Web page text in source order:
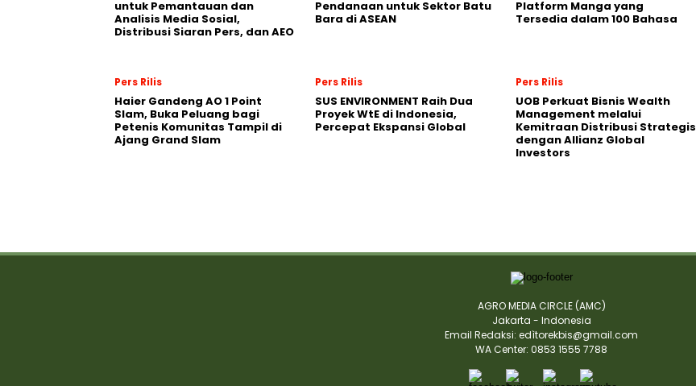
untuk Pemantauan dan
Analisis Media Sosial,
Distribusi Siaran Pers, dan AEO
Pendanaan untuk Sektor Batu
Bara di ASEAN
Platform Manga yang
Tersedia dalam 100 Bahasa
Pers Rilis
Haier Gandeng AO 1 Point
Slam, Buka Peluang bagi
Petenis Komunitas Tampil di
Ajang Grand Slam
Pers Rilis
SUS ENVIRONMENT Raih Dua
Proyek WtE di Indonesia,
Percepat Ekspansi Global
Pers Rilis
UOB Perkuat Bisnis Wealth
Management melalui
Kemitraan Distribusi Strategis
dengan Allianz Global
Investors
AGRO MEDIA CIRCLE (AMC)
Jakarta - Indonesia
Email Redaksi: edìtorekbis@gmail.com
WA Center: 0853 1555 7788